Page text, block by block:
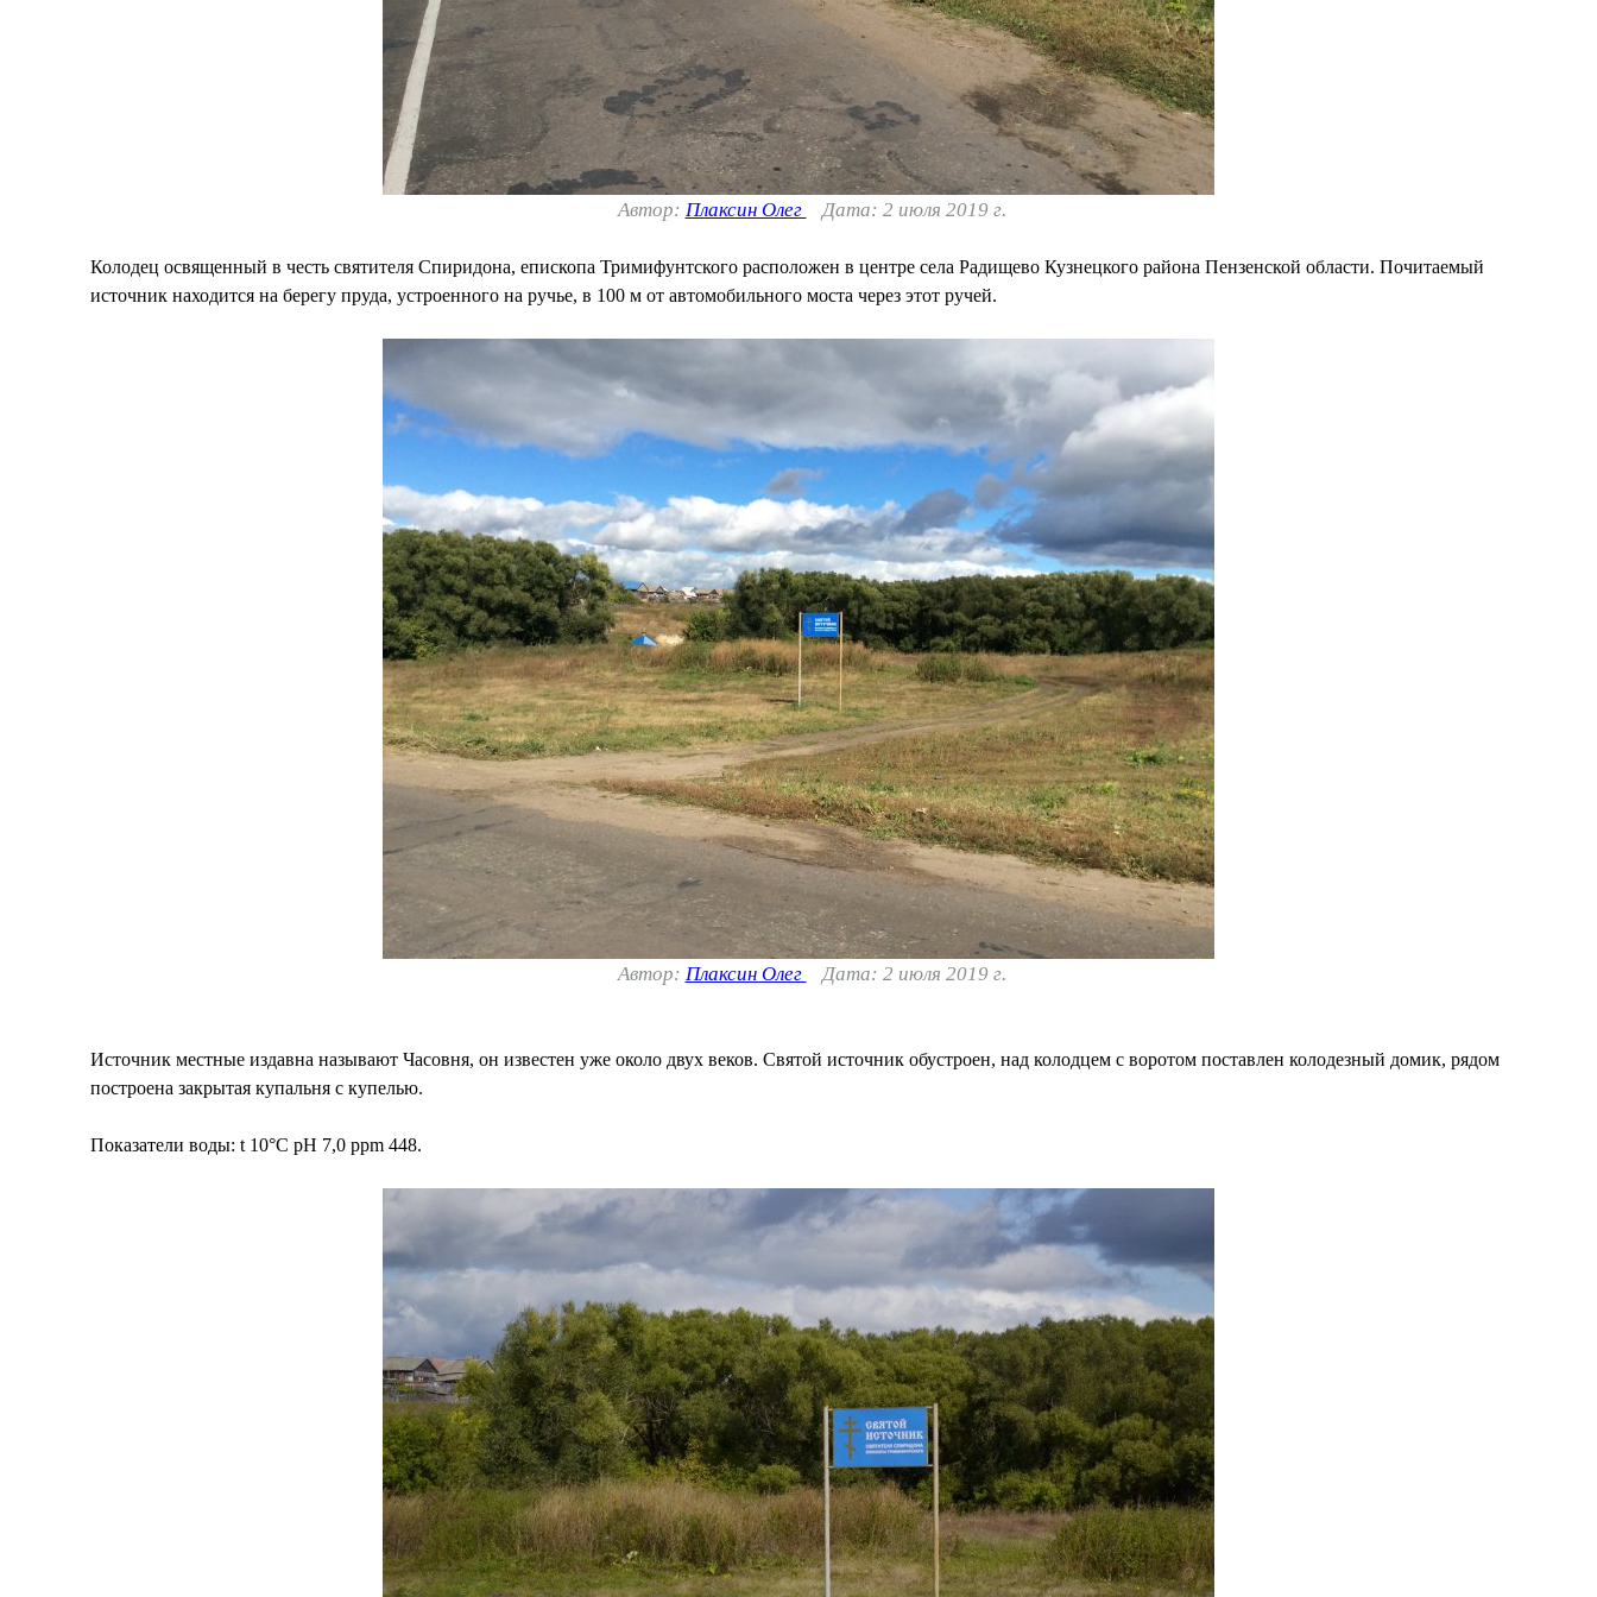
Автор: Плаксин Олег Дата: 2 июля 2019 г.
Колодец освященный в честь святителя Спиридона, епископа Тримифунтского расположен в центре села Радищево Кузнецкого района Пензенской области. Почитаемый
источник находится на берегу пруда, устроенного на ручье, в 100 м от автомобильного моста через этот ручей.
Автор: Плаксин Олег Дата: 2 июля 2019 г.
Источник местные издавна называют Часовня, он известен уже около двух веков. Святой источник обустроен, над колодцем с воротом поставлен колодезный домик, рядом
построена закрытая купальня с купелью.
Показатели воды: t 10°С pH 7,0 ppm 448.